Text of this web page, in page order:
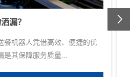
品串味？
，菜品串味问题会直接影响餐品
需从设备设计、餐品...